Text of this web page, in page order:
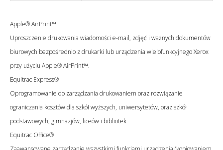
Apple® AirPrint™
Uproszczenie drukowania wiadomości e-mail, zdjęć i ważnych dokumentów
biurowych bezpośrednio z drukarki lub urządzenia wielofunkcyjnego Xerox
przy użyciu Apple® AirPrint™.
Equitrac Express®
Oprogramowanie do zarządzania drukowaniem oraz rozwiązanie
ograniczania kosztów dla szkół wyższych, uniwersytetów, oraz szkół
podstawowych, gimnazjów, liceów i bibliotek
Equitrac Office®